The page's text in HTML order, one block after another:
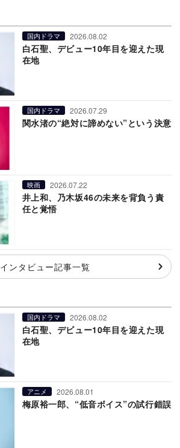
国内ドラマ 2026.08.02
白石聖、デビュー10年目を迎えた現
在地
国内ドラマ 2026.07.29
関水渚の“絶対に諦めない”という決意
映画 2026.07.22
井上和、乃木坂46の未来を背負う責
任と覚悟
インタビュー記事一覧
国内ドラマ 2026.08.02
白石聖、デビュー10年目を迎えた現
在地
アニメ 2026.08.01
梅原裕一郎、“低音ボイス”の試行錯誤